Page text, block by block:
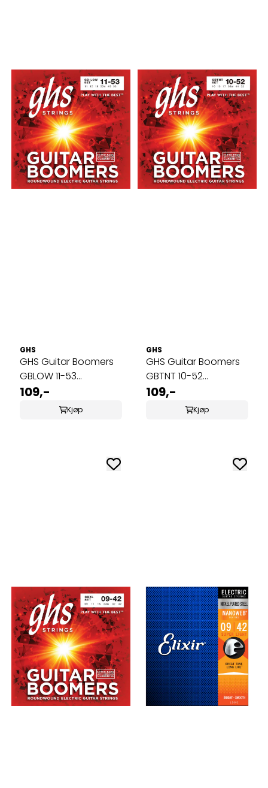
GHS
GHS Guitar Boomers
GBLOW 11-53
Elgitarstrenger
109,-
Kjøp
GHS
GHS Guitar Boomers
GBTNT 10-52
Elgitarstrenger
109,-
Kjøp